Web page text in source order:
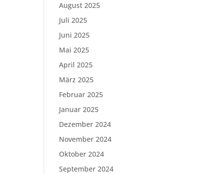
August 2025
Juli 2025
Juni 2025
Mai 2025
April 2025
März 2025
Februar 2025
Januar 2025
Dezember 2024
November 2024
Oktober 2024
September 2024